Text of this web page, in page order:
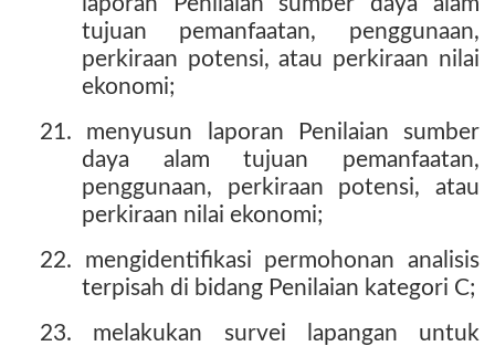
tujuan pemanfaatan, penggunaan,
perkiraan potensi, atau perkiraan nilai
ekonomi;
21. menyusun laporan Penilaian sumber
daya alam tujuan pemanfaatan,
penggunaan, perkiraan potensi, atau
perkiraan nilai ekonomi;
22. mengidentifikasi permohonan analisis
terpisah di bidang Penilaian kategori C;
23. melakukan survei lapangan untuk